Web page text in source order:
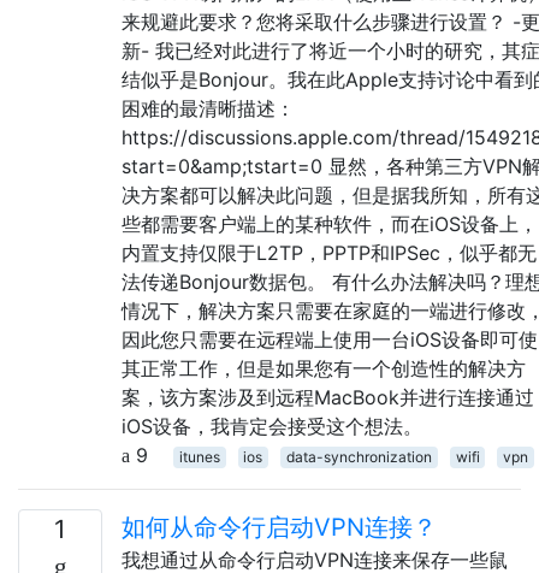
来规避此要求？您将采取什么步骤进行设置？ -更
新- 我已经对此进行了将近一个小时的研究，其症
结似乎是Bonjour。我在此Apple支持讨论中看到
困难的最清晰描述：
https://discussions.apple.com/thread/
start=0&amp;tstart=0 显然，各种第三方VPN
决方案都可以解决此问题，但是据我所知，所有
些都需要客户端上的某种软件，而在iOS设备上，
内置支持仅限于L2TP，PPTP和IPSec，似乎都无
法传递Bonjour数据包。 有什么办法解决吗？理
情况下，解决方案只需要在家庭的一端进行修改
因此您只需要在远程端上使用一台iOS设备即可使
其正常工作，但是如果您有一个创造性的解决方
案，该方案涉及到远程MacBook并进行连接通过
iOS设备，我肯定会接受这个想法。
9
itunes ios data-synchronization wifi vpn
1 如何从命令行启动VPN连接？
我想通过从命令行启动VPN连接来保存一些鼠